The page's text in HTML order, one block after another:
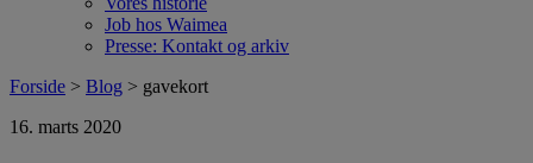
Job hos Waimea
Presse: Kontakt og arkiv
Forside > Blog > gavekort
16. marts 2020